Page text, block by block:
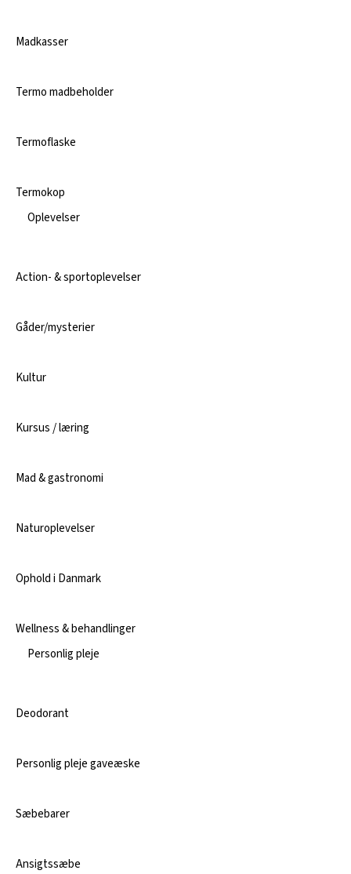
Madkasser
Termo madbeholder
Termoflaske
Termokop
Oplevelser
Action- & sportoplevelser
Gåder/mysterier
Kultur
Kursus / læring
Mad & gastronomi
Naturoplevelser
Ophold i Danmark
Wellness & behandlinger
Personlig pleje
Deodorant
Personlig pleje gaveæske
Sæbebarer
Ansigtssæbe